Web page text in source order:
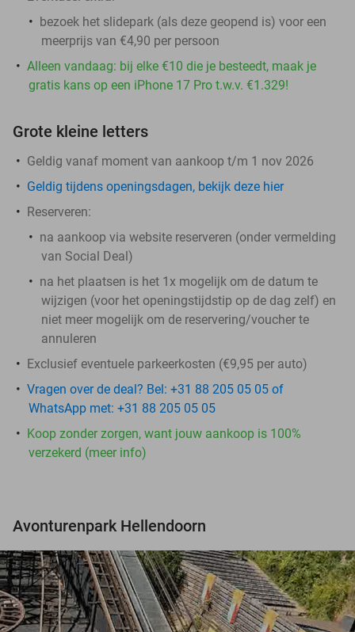
bezoek het slidepark (als deze geopend is) voor een
meerprijs van €4,90 per persoon
Alleen vandaag: bij elke €10 die je besteedt, maak je
gratis kans op een iPhone 17 Pro t.w.v. €1.329!
Grote kleine letters
Geldig vanaf moment van aankoop t/m 1 nov 2026
Geldig tijdens openingsdagen, bekijk deze hier
Reserveren:
na aankoop via website reserveren (onder vermelding
van Social Deal)
na het plaatsen is het 1x mogelijk om de datum te
wijzigen (voor het openingstijdstip op de dag zelf) en
niet meer mogelijk om de reservering/voucher te
annuleren
Exclusief eventuele parkeerkosten (€9,95 per auto)
Vragen over de deal? Bel: +31 88 205 05 05 of
WhatsApp met: +31 88 205 05 05
Koop zonder zorgen, want jouw aankoop is 100%
verzekerd (meer info)
Avonturenpark Hellendoorn